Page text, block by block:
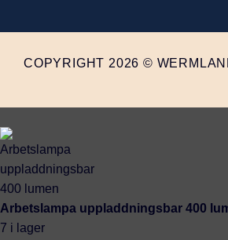
COPYRIGHT 2026 ©
Arbetslampa uppladdningsbar 400
7 i lager